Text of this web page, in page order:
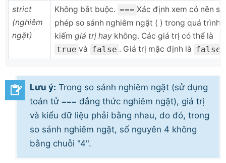
strict
(nghiêm
ngặt)
Không bắt buộc. === Xác định xem có nên
phép so sánh nghiêm ngặt ( ) trong quá trình
kiếm giá trị hay không. Các giá trị có thể là
true và false . Giá trị mặc định là false
Lưu ý: Trong so sánh nghiêm ngặt (sử dụng
toán tử === đẳng thức nghiêm ngặt), giá trị
và kiểu dữ liệu phải bằng nhau, do đó, trong
so sánh nghiêm ngặt, số nguyên 4 không
bằng chuỗi "4".